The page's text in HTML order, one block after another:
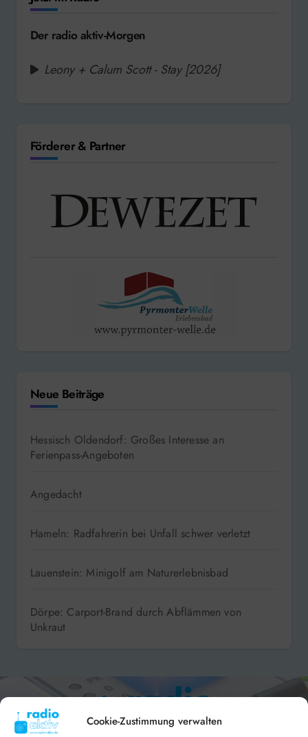
Cookie-Zustimmung verwalten
Der radio aktiv-Morgen
Leony + Calum Scott - Stay [2026]
Förderer & Partner
Neue Beiträge
Hessisch Oldendorf: Großes Interesse an
Ferienpass-Angeboten
Angedacht
Hameln: Radfahrerin bei Unfall schwer verletzt
Lauenstein: Minigolf am Naturerlebnisbad
Dörpe: Carport-Brand durch Abflämmen von
Unkraut